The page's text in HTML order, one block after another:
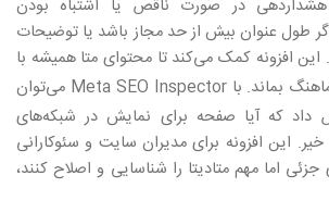
در صورت ناقص یا اشتباه بودن
طول عنوان بیش از حد مجاز باشد یا توضیحات
این افزونه کمک می‌کند تا محتوای متا همیشه با
بماند. با Meta SEO Inspector
می‌توان
داد که آیا صفحه برای نمایش در شبکه‌های
این افزونه برای مدیران سایت و سئوکارانی
اما مهم متادیتا را شناسایی و اصلاح کنند،